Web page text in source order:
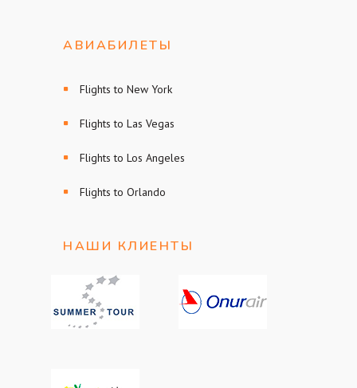
АВИАБИЛЕТЫ
Flights to New York
Flights to Las Vegas
Flights to Los Angeles
Flights to Orlando
НАШИ КЛИЕНТЫ